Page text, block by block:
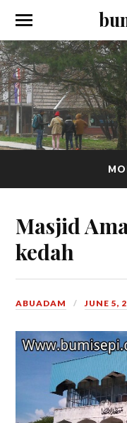
Masjid
kedah
ABUADAM JUNE 5,